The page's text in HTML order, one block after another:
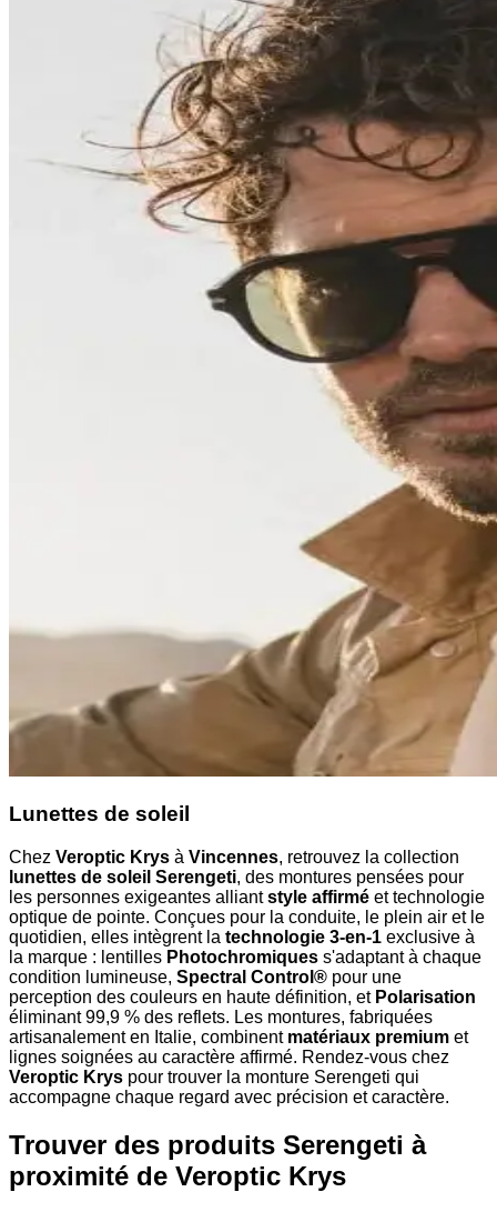
Lunettes de soleil
Chez Veroptic Krys à Vincennes, retrouvez la collection
lunettes de soleil Serengeti, des montures pensées pour
les personnes exigeantes alliantstyle affirmé et technologie
optique de pointe. Conçues pour la conduite, le plein air et le
quotidien, elles intègrent la technologie 3-en-1 exclusive à
la marque : lentilles Photochromiques s'adaptant à chaque
condition lumineuse, Spectral Control® pour une
perception des couleurs en haute définition, et Polarisation
éliminant 99,9 % des reflets. Les montures, fabriquées
artisanalement en Italie, combinent matériaux premium et
lignes soignées au caractère affirmé. Rendez-vous chez
Veroptic Krys pour trouver la monture Serengeti qui
accompagne chaque regard avec précision et caractère.
Trouver des produits Serengeti à
proximité de Veroptic Krys